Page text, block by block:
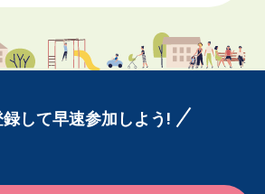
して早速参加しよう!